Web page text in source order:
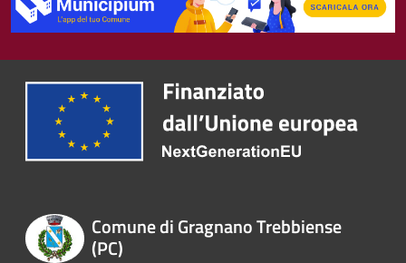
Comune di Gragnano Trebbiense
(PC)